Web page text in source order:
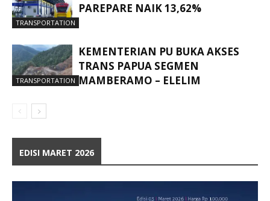
TRANSPORTATION
PAREPARE NAIK 13,62%
TRANSPORTATION
KEMENTERIAN PU BUKA AKSES
TRANS PAPUA SEGMEN
MAMBERAMO – ELELIM
EDISI MARET 2026